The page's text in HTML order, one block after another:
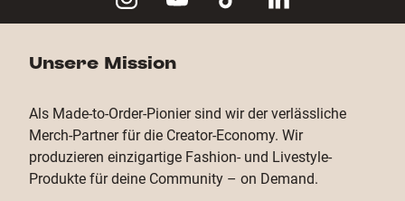
Unsere Mission
Als Made-to-Order-Pionier sind wir der verlässliche
Merch-Partner für die Creator-Economy. Wir
produzieren einzigartige Fashion- und Livestyle-
Produkte für deine Community – on Demand.